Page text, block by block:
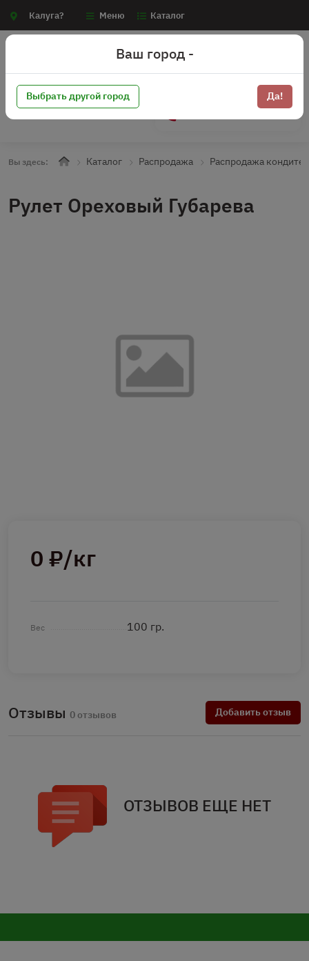
Калуга? Меню Каталог
Вы здесь: Каталог Распродажа Распродажа
Рулет Ореховый Губарева
0 ₽/кг
Вес 100 гр.
Отзывы 0 отзывов Добавить отзыв
ОТЗЫВОВ ЕЩЕ НЕТ
Ваш город -
Выбрать другой город Да!